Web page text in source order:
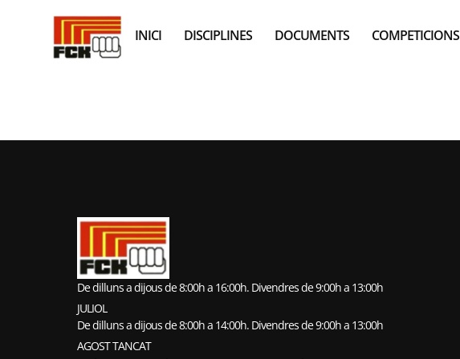
INICI DISCIPLINES DOCUMENTS COMPETICIONS
De dilluns a dijous de 8:00h a 16:00h. Divendres de 9:00h a 13:00h
JULIOL
De dilluns a dijous de 8:00h a 14:00h. Divendres de 9:00h a 13:00h
AGOST TANCAT